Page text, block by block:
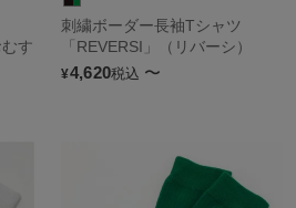
す
刺繍ボーダー長袖Tシャツ
「REVERSI」（リバーシ）
¥4,620税込 〜